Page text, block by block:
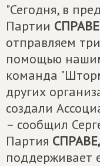
"Сегодня, в
Партии
отправляем
помощью
команда
других
создали
– сообщил
Партия
поддерживает